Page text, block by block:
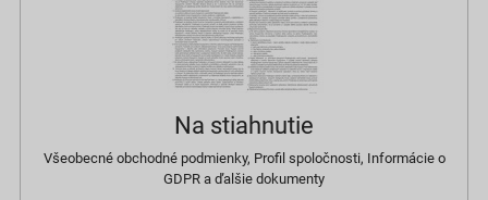
Na stiahnutie
Všeobecné obchodné podmienky, Profil spoločnosti, Informácie o
GDPR a ďalšie dokumenty